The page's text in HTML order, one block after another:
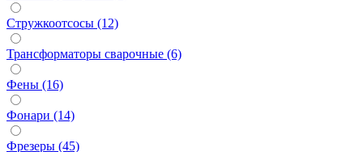
Стружкоотсосы (12)
Трансформаторы сварочные (6)
Фены (16)
Фонари (14)
Фрезеры (45)